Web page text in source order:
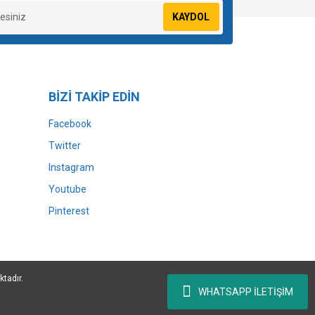
WHATSAPP İLETİŞİM
KAYDOL
BİZİ TAKİP EDİN
Facebook
Twitter
Instagram
Youtube
Pinterest